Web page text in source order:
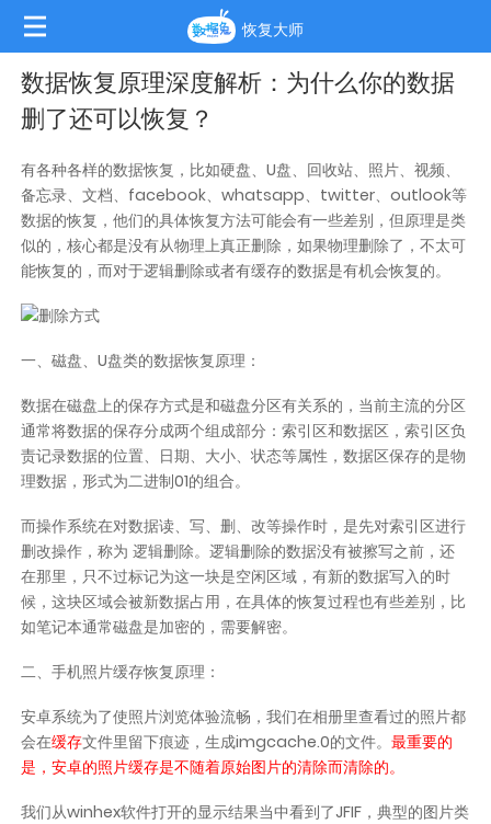
恢复大师
数据恢复原理深度解析：为什么你的数据
删了还可以恢复？
有各种各样的数据恢复，比如硬盘、U盘、回收站、照片、视频、
备忘录、文档、facebook、whatsapp、twitter、outlook等
数据的恢复，他们的具体恢复方法可能会有一些差别，但原理是类
似的，核心都是没有从物理上真正删除，如果物理删除了，不太可
能恢复的，而对于逻辑删除或者有缓存的数据是有机会恢复的。
一、磁盘、U盘类的数据恢复原理：
数据在磁盘上的保存方式是和磁盘分区有关系的，当前主流的分区
通常将数据的保存分成两个组成部分：索引区和数据区，索引区负
责记录数据的位置、日期、大小、状态等属性，数据区保存的是物
理数据，形式为二进制01的组合。
而操作系统在对数据读、写、删、改等操作时，是先对索引区进行
删改操作，称为逻辑删除。逻辑删除的数据没有被擦写之前，还
在那里，只不过标记为这一块是空闲区域，有新的数据写入的时
候，这块区域会被新数据占用，在具体的恢复过程也有些差别，比
如笔记本通常磁盘是加密的，需要解密。
二、手机照片缓存恢复原理：
安卓系统为了使照片浏览体验流畅，我们在相册里查看过的照片都
会在缓存文件里留下痕迹，生成imgcache.0的文件。最重要的
是，安卓的照片缓存是不随着原始图片的清除而清除的。
我们从winhex软件打开的显示结果当中看到了JFIF，典型的图片类